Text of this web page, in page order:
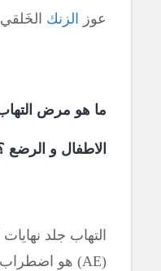
عوز الزنك الخَلقي
ما هو مرض
الاطفال و الرضع
التهاب جلد
(
AE
) هو